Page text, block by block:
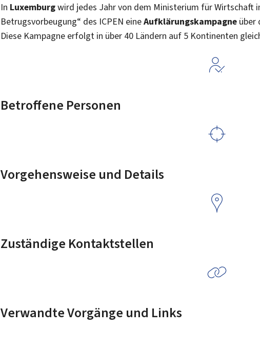
In Luxemburgwird jedes Jahr von dem Ministerium für Wirtschaft
Betrugsvorbeugung“ des ICPEN eineAufklärungskampagne über
Diese Kampagne erfolgt in über 40 Ländern auf 5 Kontinenten
Betroffene Personen
Vorgehensweise und Details
Zuständige Kontaktstellen
Verwandte Vorgänge und Links